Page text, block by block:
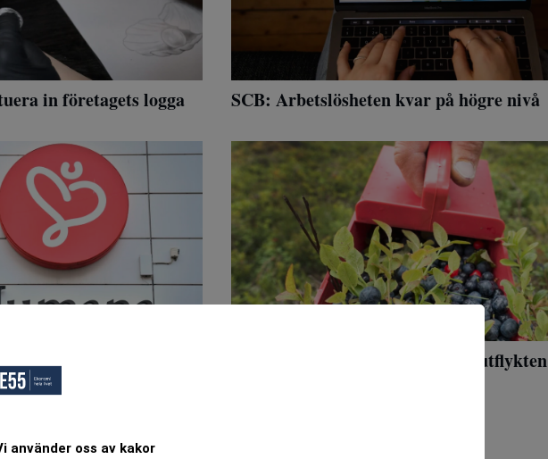
använder oss av kakor
in företagets logga SCB: Arbetslösheten kvar på högre nivå
Så kan du tjäna pengar på skogsutflykten